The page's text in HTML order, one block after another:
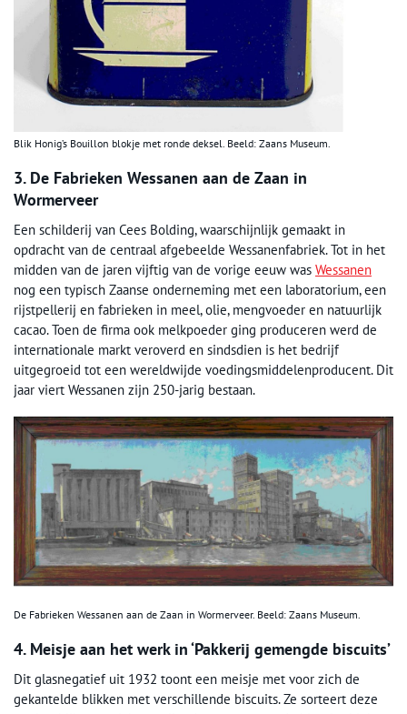
Blik Honig’s Bouillon blokje met ronde deksel. Beeld: Zaans Museum.
3. De Fabrieken Wessanen aan de Zaan in
Wormerveer
Een schilderij van Cees Bolding, waarschijnlijk gemaakt in
opdracht van de centraal afgebeelde Wessanenfabriek. Tot in het
midden van de jaren vijftig van de vorige eeuw was Wessanen
nog een typisch Zaanse onderneming met een laboratorium, een
rijstpellerij en fabrieken in meel, olie, mengvoeder en natuurlijk
cacao. Toen de firma ook melkpoeder ging produceren werd de
internationale markt veroverd en sindsdien is het bedrijf
uitgegroeid tot een wereldwijde voedingsmiddelenproducent. Dit
jaar viert Wessanen zijn 250-jarig bestaan.
De Fabrieken Wessanen aan de Zaan in Wormerveer. Beeld: Zaans Museum.
4. Meisje aan het werk in ‘Pakkerij gemengde biscuits’
Dit glasnegatief uit 1932 toont een meisje met voor zich de
gekantelde blikken met verschillende biscuits. Ze sorteert deze